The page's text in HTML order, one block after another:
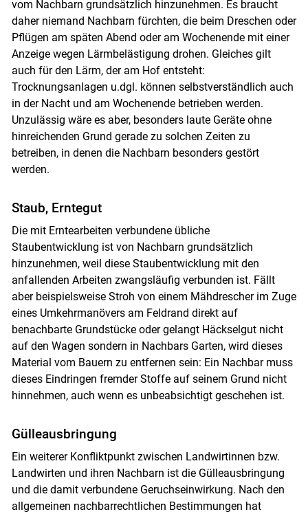
vom Nachbarn grundsätzlich hinzunehmen. Es braucht
daher niemand Nachbarn fürchten, die beim Dreschen oder
Pflügen am späten Abend oder am Wochenende mit einer
Anzeige wegen Lärmbelästigung drohen. Gleiches gilt
auch für den Lärm, der am Hof entsteht:
Trocknungsanlagen u.dgl. können selbstverständlich auch
in der Nacht und am Wochenende betrieben werden.
Unzulässig wäre es aber, besonders laute Geräte ohne
hinreichenden Grund gerade zu solchen Zeiten zu
betreiben, in denen die Nachbarn besonders gestört
werden.
Staub, Erntegut
Die mit Erntearbeiten verbundene übliche
Staubentwicklung ist von Nachbarn grundsätzlich
hinzunehmen, weil diese Staubentwicklung mit den
anfallenden Arbeiten zwangsläufig verbunden ist. Fällt
aber beispielsweise Stroh von einem Mähdrescher im Zuge
eines Umkehrmanövers am Feldrand direkt auf
benachbarte Grundstücke oder gelangt Häckselgut nicht
auf den Wagen sondern in Nachbars Garten, wird dieses
Material vom Bauern zu entfernen sein: Ein Nachbar muss
dieses Eindringen fremder Stoffe auf seinem Grund nicht
hinnehmen, auch wenn es unbeabsichtigt geschehen ist.
Gülleausbringung
Ein weiterer Konfliktpunkt zwischen Landwirtinnen bzw.
Landwirten und ihren Nachbarn ist die Gülleausbringung
und die damit verbundene Geruchseinwirkung. Nach den
allgemeinen nachbarrechtlichen Bestimmungen hat